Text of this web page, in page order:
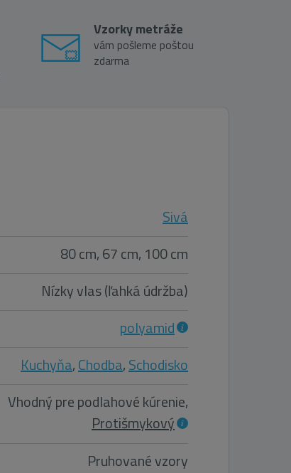
Vzorky metráže
vám pošleme poštou
zdarma
Sivá
80 cm, 67 cm, 100 cm
Nízky vlas (ľahká údržba)
polyamid
Kuchyňa,Chodba,Schodisko
Vhodný pre podlahové kúrenie,
Protišmykový
Pruhované vzory